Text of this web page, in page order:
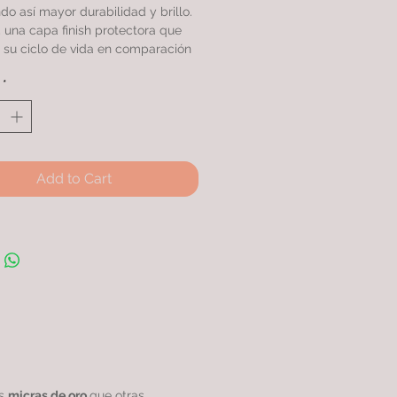
así mayor durabilidad y brillo.
una capa finish protectora que
su ciclo de vida en comparación
doble baño de oro 24k con
rodinado garantizando una
*
Add to Cart